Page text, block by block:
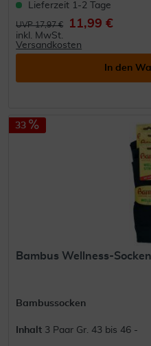
Lieferzeit 1-2 Tage
UVP 17,97 € 11,99 €
inkl. MwSt.
Versandkosten
In den
33
Bambus Wellness-
Bambussocken
Inhalt 3 Paar Gr. 43 bis 46 -